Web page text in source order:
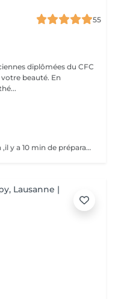
55
diplômées du CFC
beauté. En
!ATTENTION ! Le cours est de 50min ,il y a 10 min de préparation de salle avant et 10 min de rangement de la salle après votre cours. Merci pour votre collaboration. Le prix indiqué dans cet agenda est facultatif veuillez vous référer à votre professeur. Merci et au plaisir de vous revoir. Votre cours de Pilate a lieu à l'adresse ci-dessous NON PAS à l'adresse l'institut : Juste-Oliver 7, 1006 LAUSANNE.